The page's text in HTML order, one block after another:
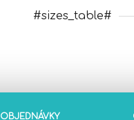
#sizes_table#
OBJEDNÁVKY